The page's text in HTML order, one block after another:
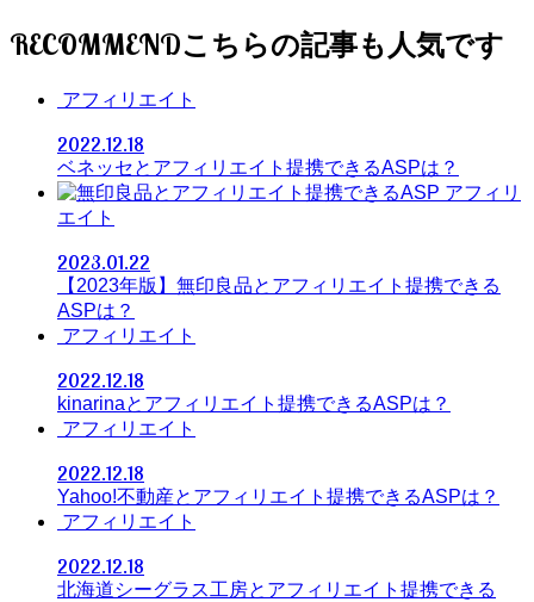
RECOMMEND
アフィリエイト
2022.12.18
ベネッセとアフィリエイト提携できるASPは？
アフィリ
エイト
2023.01.22
【2023年版】無印良品とアフィリエイト提携できる
ASPは？
アフィリエイト
2022.12.18
kinarinaとアフィリエイト提携できるASPは？
アフィリエイト
2022.12.18
Yahoo!不動産とアフィリエイト提携できるASPは？
アフィリエイト
2022.12.18
北海道シーグラス工房とアフィリエイト提携できる